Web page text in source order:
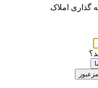
گذاری املاک